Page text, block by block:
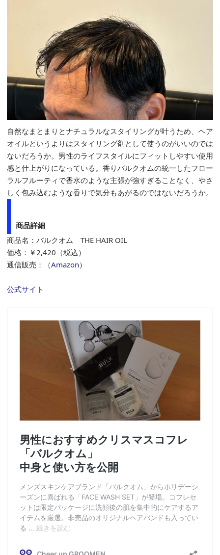
自然なまとまりとナチュラルなスタイリングが叶うため、ヘア
オイルというよりはスタイリング剤として使うのがいいのでは
ないだろうか。男性のライフスタイルにフィットしやすい使用
感と仕上がりになっている。香りバルクオムの統一したフロー
ラルフルーティで香水のような主張が強すぎることなく、やさ
しく包み込むような香りで気分もあがるのではないだろうか。
商品詳細
商品名：バルクオム THE HAIR OIL
価格：￥2,420（税込）
通信販売：（Amazon）
公式サイト